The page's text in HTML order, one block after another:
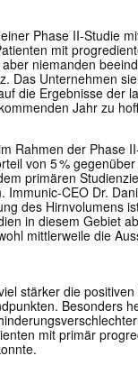
Phase II-Studie
mit
niemanden
Das Unternehmen
die Ergebnisse der
Jahr zu
Rahmen der Phase
von 5 %
primären
Immunic-CEO Dr.
des Hirnvolumens
in diesem Gebiet
mittlerweile die
stärker die
Besonders
mit primär